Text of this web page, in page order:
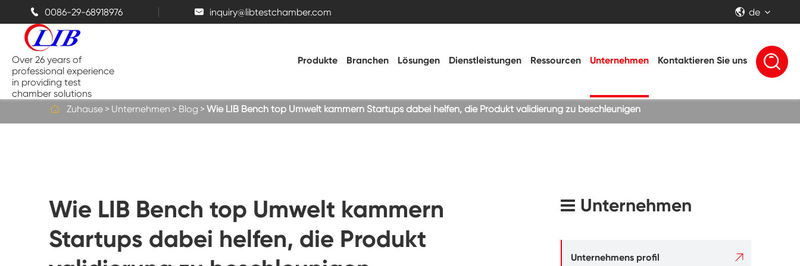
 0086-29-68918976  inquiry@libtestchamber.com  de
Over 26 years of
professional experience
in providing test
chamber solutions
Produkte
Thermische Kammern
Salz sprüh kammern
Vibrations kammer
Hohe Niedertemperatur-Test kammer
Branchen Lösungen Dienstleistungen Ressourcen Unternehmen Kontaktieren Sie uns 
 Zuhause Unternehmen Blog Wie LIB Bench top Umwelt kammern Startups dabei helfen, die Produkt validierung zu beschleunigen
Wie LIB Bench top Umwelt kammern
Startups dabei helfen, die Produkt
Unternehmen
Unternehmens profil 